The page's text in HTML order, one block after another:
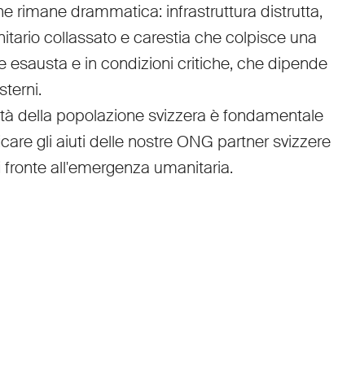
rimane drammatica: infrastruttura distrutta,
collassato e carestia che colpisce una
esausta e in condizioni critiche, che dipende
della popolazione svizzera è fondamentale
gli aiuti delle nostre ONG partner svizzere
all'emergenza umanitaria.